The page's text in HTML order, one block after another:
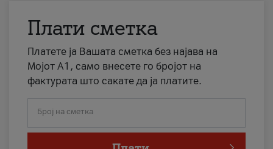
Плати сметка
Платете ја Вашата сметка без најава на
Мојот А1, само внесете го бројот на
фактурата што сакате да ја платите.
Број на сметка